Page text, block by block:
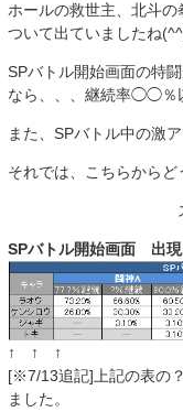
ホールの救世主、北斗
ついて出ていましたね
SPバトル開始画面の特
なら、、、継続率◯◯％
また、SPバトル中の激
それでは、こちらからど
SPバトル開始画面 出現
↑ ↑ ↑
[※7/13追記]上記の表の
ました。